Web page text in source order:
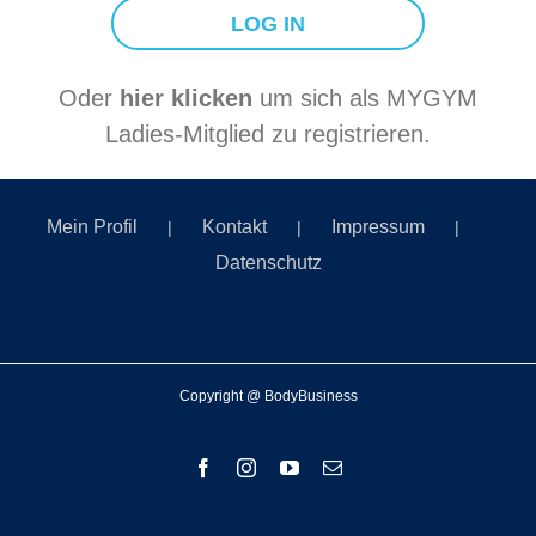
Oder hier klicken um sich als MYGYM
Ladies-Mitglied zu registrieren.
Mein Profil Kontakt
Impressum
Datenschutz
Copyright @ BodyBusiness
FacebookInstagramYouTube
E-